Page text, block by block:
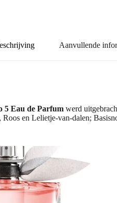
Aanvullende
5 Eau de Parfum werd
en Lelietje-van-dalen;